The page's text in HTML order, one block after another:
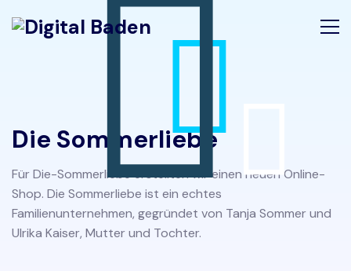
Die Sommerliebe
Für Die-Sommerliebe erstellten wir einen neuen Online-
Shop. Die Sommerliebe ist ein echtes
Familienunternehmen, gegründet von Tanja Sommer und
Ulrika Kaiser, Mutter und Tochter.